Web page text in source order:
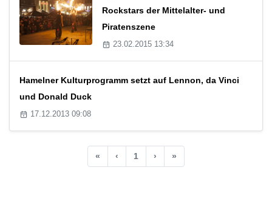
Rockstars der Mittelalter- und
Piratenszene
23.02.2015 13:34
Hamelner Kulturprogramm setzt auf Lennon, da Vinci
und Donald Duck
17.12.2013 09:08
« ‹ 1 › »